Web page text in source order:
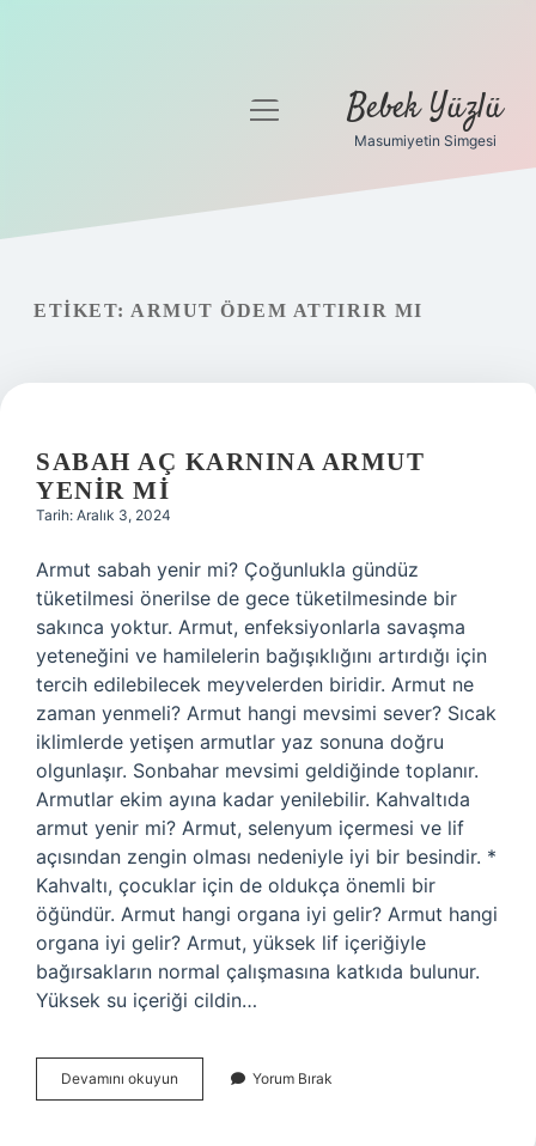
Gizlilik Politikası
menüyü
Bebek Yüzlü
Masumiyetin Simgesi
ETIKET: ARMUT ÖDEM ATTIRIR MI
SABAH AÇ KARNINA ARMUT
YENIR MI
Tarih: Aralık 3, 2024
Armut sabah yenir mi? Çoğunlukla gündüz
tüketilmesi önerilse de gece tüketilmesinde bir
sakınca yoktur. Armut, enfeksiyonlarla savaşma
yeteneğini ve hamilelerin bağışıklığını artırdığı için
tercih edilebilecek meyvelerden biridir. Armut ne
zaman yenmeli? Armut hangi mevsimi sever? Sıcak
iklimlerde yetişen armutlar yaz sonuna doğru
olgunlaşır. Sonbahar mevsimi geldiğinde toplanır.
Armutlar ekim ayına kadar yenilebilir. Kahvaltıda
armut yenir mi? Armut, selenyum içermesi ve lif
açısından zengin olması nedeniyle iyi bir besindir. *
Kahvaltı, çocuklar için de oldukça önemli bir
öğündür. Armut hangi organa iyi gelir? Armut hangi
organa iyi gelir? Armut, yüksek lif içeriğiyle
bağırsakların normal çalışmasına katkıda bulunur.
Yüksek su içeriği cildin…
Devamını okuyun
Aç
Yorum Bırak